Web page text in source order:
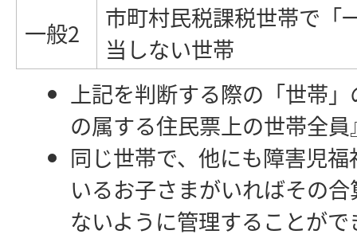
一般2
市町村民税課税世帯で「
当しない世帯
上記を判断する際の「世帯
の属する住民票上の世帯全員
同じ世帯で、他にも障害児
いるお子さまがいればその
ないように管理することがで